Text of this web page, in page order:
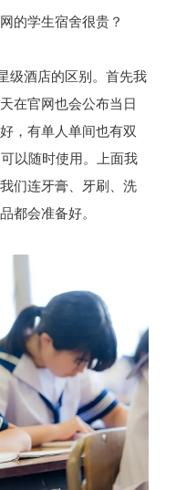
的学生宿舍很贵？
级酒店的区别。首先我
在官网也会公布当日
，有单人单间也有双
以随时使用。上面我
们连牙膏、牙刷、洗
都会准备好。